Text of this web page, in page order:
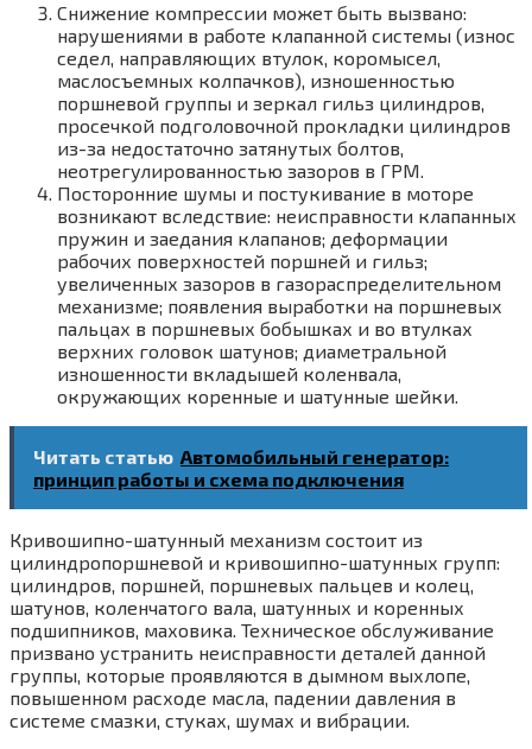
Снижение компрессии может быть вызвано:
нарушениями в работе клапанной системы (износ
седел, направляющих втулок, коромысел,
маслосъемных колпачков), изношенностью
поршневой группы и зеркал гильз цилиндров,
просечкой подголовочной прокладки цилиндров
из-за недостаточно затянутых болтов,
неотрегулированностью зазоров в ГРМ.
Посторонние шумы и постукивание в моторе
возникают вследствие: неисправности клапанных
пружин и заедания клапанов; деформации
рабочих поверхностей поршней и гильз;
увеличенных зазоров в газораспределительном
механизме; появления выработки на поршневых
пальцах в поршневых бобышках и во втулках
верхних головок шатунов; диаметральной
изношенности вкладышей коленвала,
окружающих коренные и шатунные шейки.
Читать статью Автомобильный генератор:
принцип работы и схема подключения
Кривошипно-шатунный механизм состоит из
цилиндропоршневой и кривошипно-шатунных групп:
цилиндров, поршней, поршневых пальцев и колец,
шатунов, коленчатого вала, шатунных и коренных
подшипников, маховика. Техническое обслуживание
призвано устранить неисправности деталей данной
группы, которые проявляются в дымном выхлопе,
повышенном расходе масла, падении давления в
системе смазки, стуках, шумах и вибрации.